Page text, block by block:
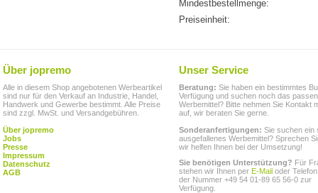
Mindestbestellmenge:
Preiseinheit:
Über jopremo
Alle in diesem Shop angebotenen Werbeartikel
sind nur für den Verkauf an Industrie, Handel,
Handwerk und Gewerbe bestimmt. Alle Preise
sind zzgl. MwSt. und Versandgebühren.
Über jopremo
Jobs
Presse
Impressum
Datenschutz
AGB
Unser Service
Beratung: Sie haben ein bestimmtes
Verfügung und suchen noch das
Werbemittel? Bitte nehmen Sie Kontakt
auf, wir beraten Sie gerne.
Sonderanfertigungen: Sie suchen ein
ausgefallenes Werbemittel? Sprechen
wir helfen Ihnen bei der Umsetzung!
Sie benötigen Unterstützung? Für
stehen wir Ihnen per E-Mail oder
der Nummer +49 54 01-89 65 56-0 zur
Verfügung.